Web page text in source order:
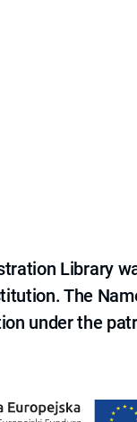
Library
The
under the